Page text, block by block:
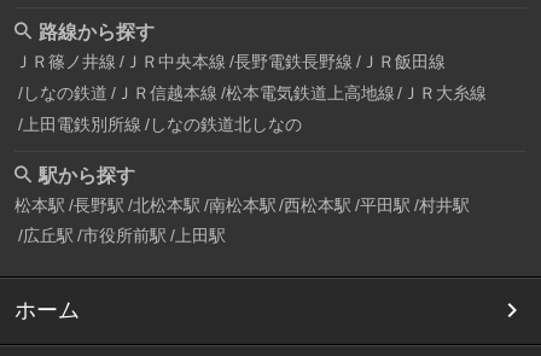
路線から探す
ＪＲ篠ノ井線 ＪＲ中央本線 長野電鉄長野線 ＪＲ飯田線
しなの鉄道 ＪＲ信越本線 松本電気鉄道上高地線
ＪＲ大糸線
上田電鉄別所線 しなの鉄道北しなの
駅から探す
松本駅 長野駅 北松本駅 南松本駅 西松本駅 平田駅 村井駅
広丘駅 市役所前駅 上田駅
ホーム